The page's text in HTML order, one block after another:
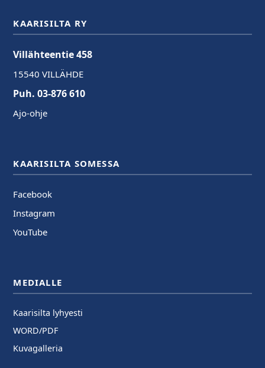
KAARISILTA RY
Villähteentie 458
15540 VILLÄHDE
Puh. 03-876 610
Ajo-ohje
KAARISILTA SOMESSA
Facebook
Instagram
YouTube
MEDIALLE
Kaarisilta lyhyesti
WORD/PDF
Kuvagalleria